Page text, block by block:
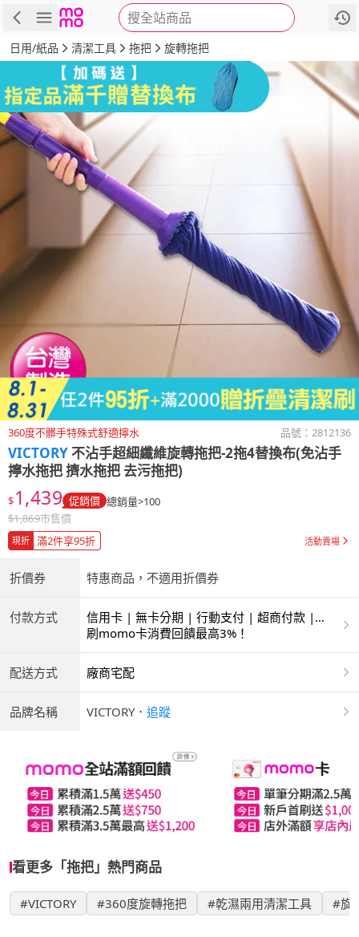
搜全站商品
商品 評價 詳情
日用/紙品 清潔工具 拖把 旋轉拖把
360度不髒手特殊式舒適擰水 品號： 2812136
VICTORY不沾手超細纖維旋轉拖把-2拖4替換布(免沾手
擰水拖把 擠水拖把 去污拖把)
$1,439 促銷價 總銷量>100
$1,869市售價
現折 滿2件享95折 活動賣場
折價券 特惠商品，不適用折價券
付款方式
信用卡 | 無卡分期 | 行動支付 | 超商付款 |
ATM | 銀聯卡
刷momo卡消費回饋最高3%！
配送方式 廠商宅配
品牌名稱 VICTORY ． 追蹤
看更多「拖把」熱門商品
#VICTORY #360度旋轉拖把 #乾濕兩用清潔工具 #旋